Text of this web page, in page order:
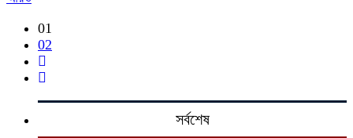
01
02
সর্বশেষ